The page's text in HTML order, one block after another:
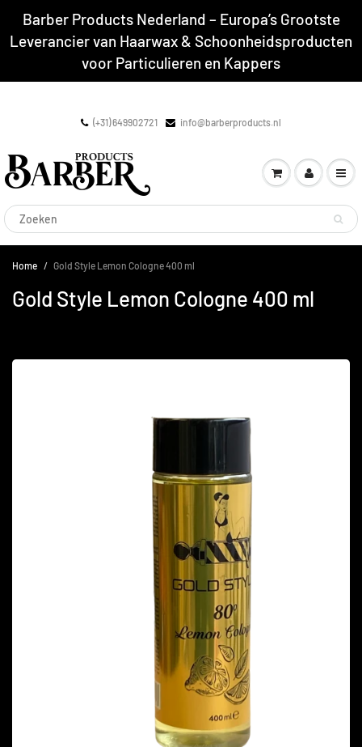
Barber Products Nederland – Europa’s Grootste
Leverancier van Haarwax & Schoonheidsproducten
voor Particulieren en Kappers
(+31) 649902721 info@barberproducts.nl
Home Gold Style Lemon Cologne 400 ml
Gold Style Lemon Cologne 400 ml